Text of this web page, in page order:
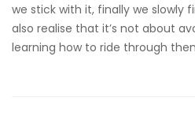
we stick with it, finally we slowly
also realise that it’s not about
learning how to ride through